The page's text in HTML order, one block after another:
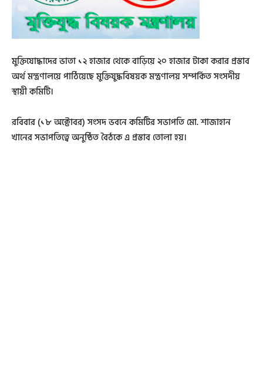
মুক্তিযোদ্ধাদের ভাতা ১২ হাজার থেকে বাড়িয়ে ২০ হাজার টাকা করার প্রস্তাব
অর্থ মন্ত্রণালয়ে পাঠিয়েছে মুক্তিযুদ্ধবিষয়ক মন্ত্রণালয় সম্পর্কিত সংসদীয়
স্থায়ী কমিটি।
রবিবার (১৮ অক্টোবর) সংসদ ভবনে কমিটির সভাপতি মো. শাজাহান
খানের সভাপতিত্বে অনুষ্ঠিত বৈঠকে এ প্রস্তাব তোলা হয়।